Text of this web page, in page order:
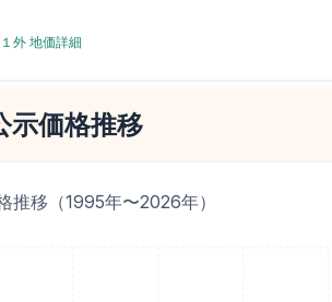
外 地価詳細
示価格推移
推移（1995年〜2026年）